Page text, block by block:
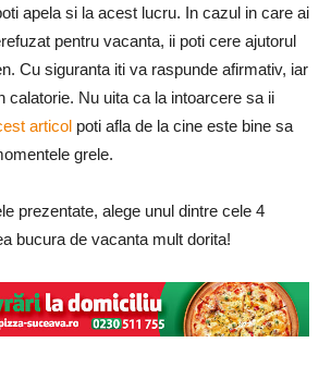
apela si la acest lucru. In cazul in care ai
pentru vacanta, ii poti cere ajutorul
Cu siguranta iti va raspunde afirmativ, iar
calatorie. Nu uita ca la intoarcere sa ii
articol poti afla de la cine este bine sa
grele.
prezentate, alege unul dintre cele 4
bucura de vacanta mult dorita!